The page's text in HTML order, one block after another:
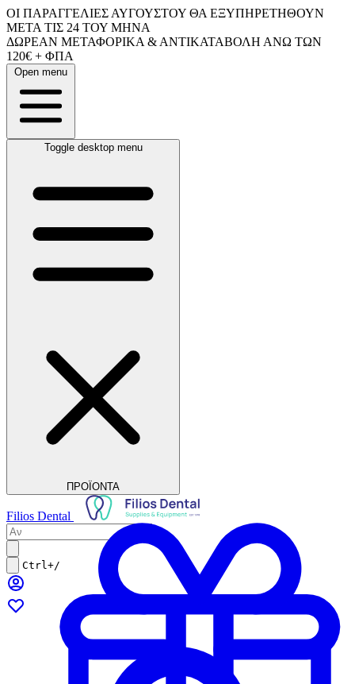
ΟΙ ΠΑΡΑΓΓΕΛΙΕΣ ΑΥΓΟΥΣΤΟΥ ΘΑ ΕΞΥΠΗΡΕΤΗΘΟΥΝ
ΜΕΤΑ ΤΙΣ 24 ΤΟΥ ΜΗΝΑ
ΔΩΡΕΑΝ ΜΕΤΑΦΟΡΙΚΑ & ΑΝΤΙΚΑΤΑΒΟΛΗ ΑΝΩ ΤΩΝ
120€ + ΦΠΑ
Open menu
Toggle desktop menu
ΠΡΟΪΟΝΤΑ
Filios Dental
Ctrl+/